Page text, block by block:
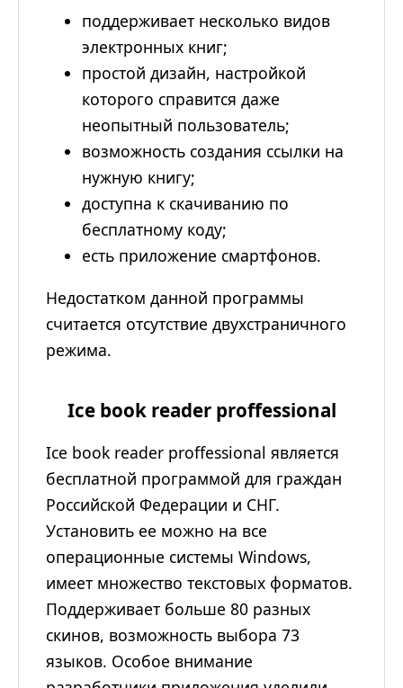
поддерживает несколько видов
электронных книг;
простой дизайн, настройкой
которого справится даже
неопытный пользователь;
возможность создания ссылки на
нужную книгу;
доступна к скачиванию по
бесплатному коду;
есть приложение смартфонов.
Недостатком данной программы
считается отсутствие двухстраничного
режима.
Ice book reader proffessional
Ice book reader proffessional является
бесплатной программой для граждан
Российской Федерации и СНГ.
Установить ее можно на все
операционные системы Windows,
имеет множество текстовых форматов.
Поддерживает больше 80 разных
скинов, возможность выбора 73
языков. Особое внимание